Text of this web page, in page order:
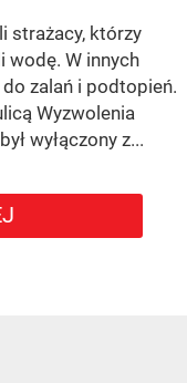
strażacy, którzy
wodę. W innych
zalań i podtopień.
Wyzwolenia
wyłączony z...